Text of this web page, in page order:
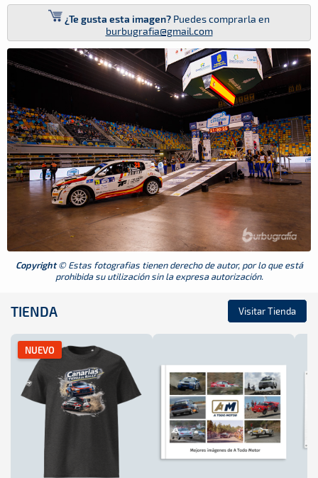
¿Te gusta esta imagen? Puedes comprarla en
burbugrafia@gmail.com
Copyright© Estas fotografias tienen derecho de autor, por lo que está
prohibida su utilización sin la expresa autorización.
TIENDA Visitar Tienda
NUEVO